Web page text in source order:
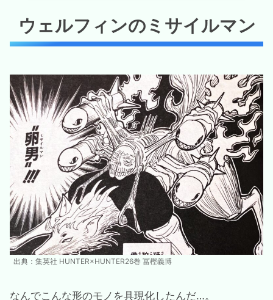
ウェルフィンのミサイルマン
出典：集英社 HUNTER×HUNTER26巻 冨樫義博
なんでこんな形のモノを具現化したんだ…。